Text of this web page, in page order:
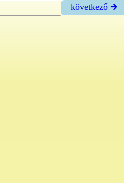
következő 🡲